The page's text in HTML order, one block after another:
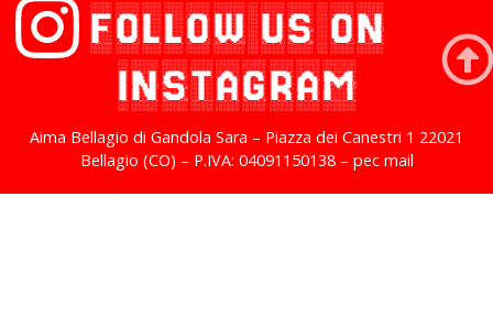
FOLLOW US ON
INSTAGRAM
Aima Bellagio di Gandola Sara – Piazza dei Canestri 1 22021
Bellagio (CO) – P.IVA: 04091150138 – pec mail